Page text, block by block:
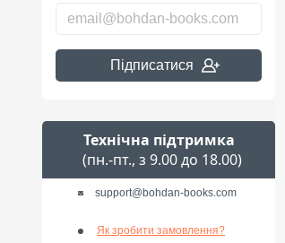
Підписатися
Технічна підтримка
(пн.-пт., з 9.00 до 18.00)
support@bohdan-books.com
Як зробити замовлення?